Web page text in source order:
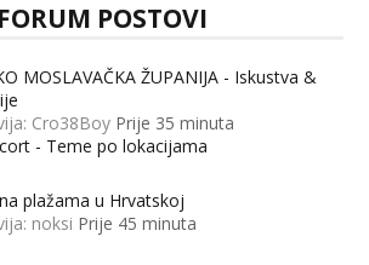
POSTOVI
MOSLAVAČKA ŽUPANIJA - Iskustva &
Cro38Boy Prije 35 minuta
- Teme po lokacijama
plažama u Hrvatskoj
noksi Prije 45 minuta